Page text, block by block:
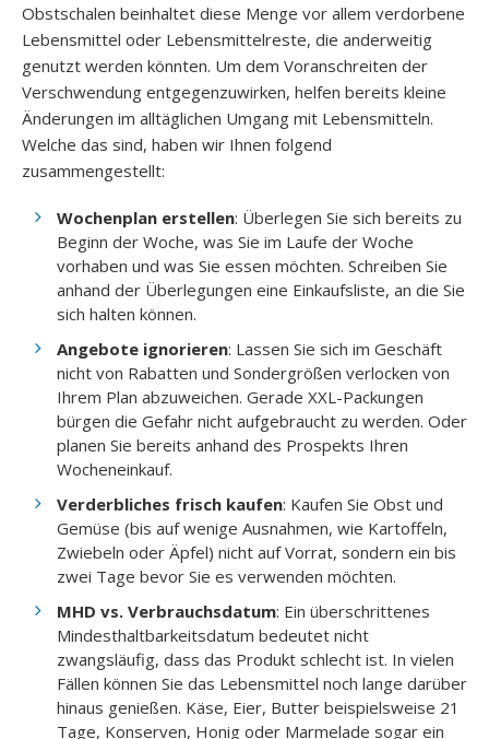
Obstschalen beinhaltet diese Menge vor allem verdorbene
Lebensmittel oder Lebensmittelreste, die anderweitig
genutzt werden könnten. Um dem Voranschreiten der
Verschwendung entgegenzuwirken, helfen bereits kleine
Änderungen im alltäglichen Umgang mit Lebensmitteln.
Welche das sind, haben wir Ihnen folgend
zusammengestellt:
Wochenplan erstellen: Überlegen Sie sich bereits zu
Beginn der Woche, was Sie im Laufe der Woche
vorhaben und was Sie essen möchten. Schreiben Sie
anhand der Überlegungen eine Einkaufsliste, an die Sie
sich halten können.
Angebote ignorieren: Lassen Sie sich im Geschäft
nicht von Rabatten und Sondergrößen verlocken von
Ihrem Plan abzuweichen. Gerade XXL-Packungen
bürgen die Gefahr nicht aufgebraucht zu werden. Oder
planen Sie bereits anhand des Prospekts Ihren
Wocheneinkauf.
Verderbliches frisch kaufen: Kaufen Sie Obst und
Gemüse (bis auf wenige Ausnahmen, wie Kartoffeln,
Zwiebeln oder Äpfel) nicht auf Vorrat, sondern ein bis
zwei Tage bevor Sie es verwenden möchten.
MHD vs. Verbrauchsdatum: Ein überschrittenes
Mindesthaltbarkeitsdatum bedeutet nicht
zwangsläufig, dass das Produkt schlecht ist. In vielen
Fällen können Sie das Lebensmittel noch lange darüber
hinaus genießen. Käse, Eier, Butter beispielsweise 21
Tage, Konserven, Honig oder Marmelade sogar ein